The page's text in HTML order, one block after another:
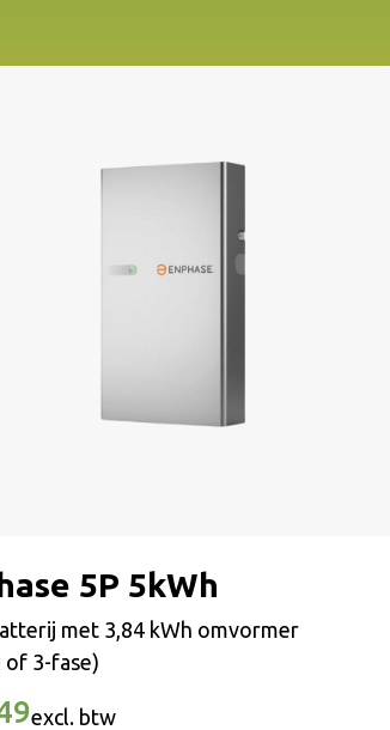
5P 5kWh
met 3,84 kWh omvormer
of 3-fase)
excl. btw